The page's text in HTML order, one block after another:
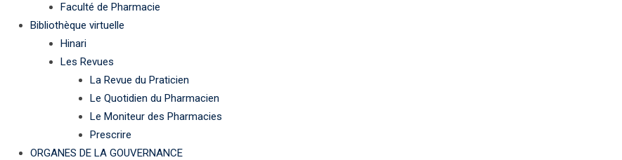
Faculté de Pharmacie
Bibliothèque virtuelle
Hinari
Les Revues
La Revue du Praticien
Le Quotidien du Pharmacien
Le Moniteur des Pharmacies
Prescrire
ORGANES DE LA GOUVERNANCE